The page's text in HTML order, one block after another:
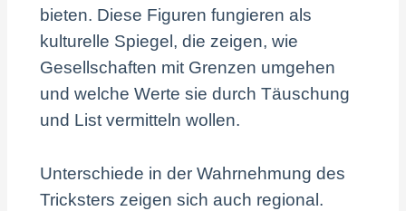
bieten. Diese Figuren fungieren als
kulturelle Spiegel, die zeigen, wie
Gesellschaften mit Grenzen umgehen
und welche Werte sie durch Täuschung
und List vermitteln wollen.
Unterschiede in der Wahrnehmung des
Tricksters zeigen sich auch regional.